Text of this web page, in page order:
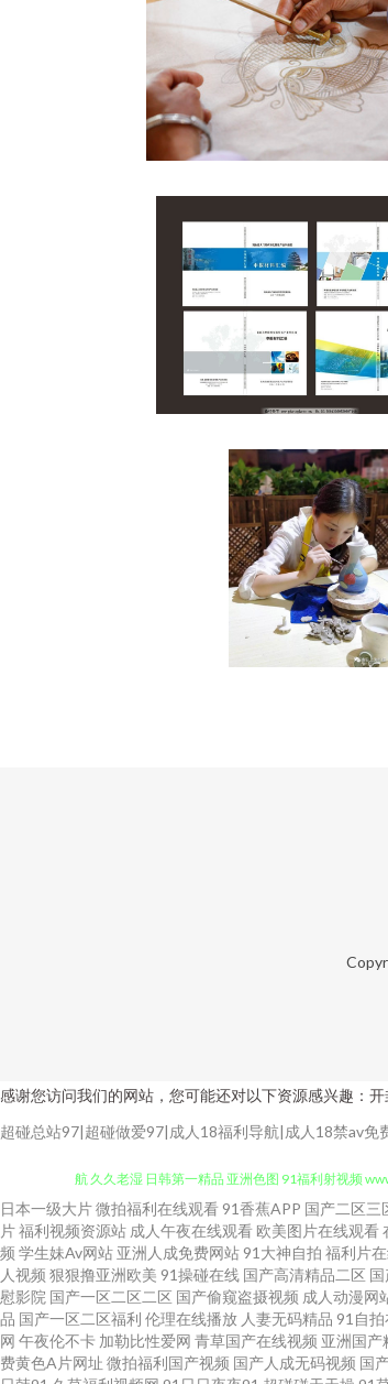
感谢您访问我们的网站，您可能还对以下资源感兴趣：
超碰总站97|超碰做爱97|成人18福利导航|成人18禁av
日本男女肏屄视频 97密桃 免费观看肏屄 91原创 变态
航 久久老湿 日韩第一精品 亚洲色图 91福利射视频
影音先锋色网 91人妻人人干 国产成人超碰97 日韩熟
日本一级大片微拍福利在线观看 91香蕉APP 国产二区三
片福利视频资源站 成人午夜在线观看 欧美图片在线观看
频 学生妹Av网站 亚洲人成免费网站 91大神自拍 福利片
人视频 狠狠撸亚洲欧美 91操碰在线 国产高清精品二区
慰影院 国产一区二区二区 国产偷窥盗摄视频 成人动漫网
品 国产一区二区福利 伦理在线播放 人妻无码精品 91自
网 午夜伦不卡 加勒比性爱网 青草国产在线视频 亚洲国产
费黄色A片网址 微拍福利国产视频 国产人成无码视频 国